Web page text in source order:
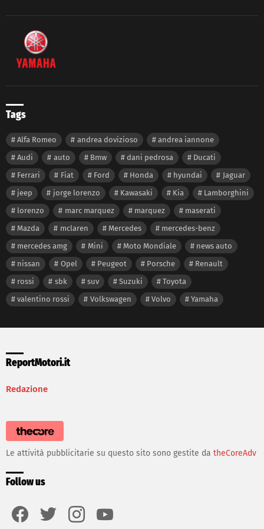
Tags
Alfa Romeo andrea dovizioso
andrea iannone
Audi
auto Bmw dani pedrosa
Ducati
Ferrari
Fiat Ford Honda hyundai
Jaguar
jeep
jorge lorenzo Kawasaki Kia
Lamborghini
lorenzo
marc marquez marquez
maserati
Mazda
mclaren Mercedes
mercedes-benz
mercedes amg
Mini Moto Mondiale
news auto
nissan
Opel Peugeot Porsche
Renault
rossi
sbk suv Suzuki
Toyota
valentino rossi
Volkswagen Volvo Yamaha
ReportMotori.it
Redazione
Le attività pubblicitarie su questo sito sono gestite da theCoreAdv
Follow us